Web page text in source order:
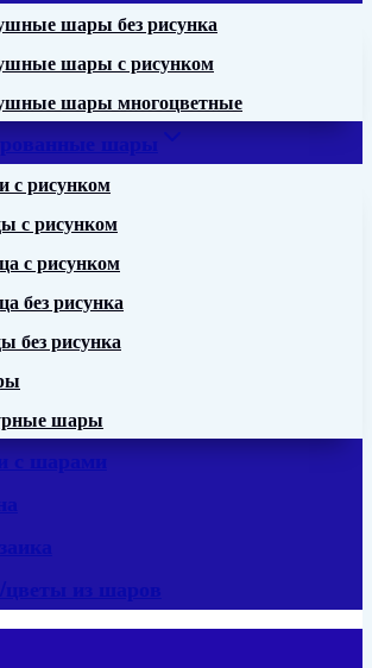
шары без рисунка
шары с рисунком
шары многоцветные
шары
с рисунком
с рисунком
с рисунком
без рисунка
без рисунка
шары
с шарами
цветы из шаров